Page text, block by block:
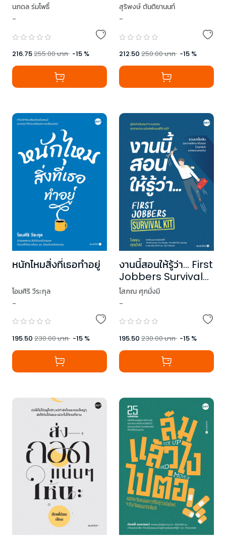
นภดล ร่มโพธิ์
-
216.75255.00บาท -15 %
สุริพงษ์ ตันติยานนท์
-
212.50 250.00บาท -15 %
หนักไหมสิ่งที่เธอทำอยู่
โอมศิริ วีระกุล
-
195.50 230.00บาท -15 %
งานนี้สอนให้รู้ว่า... First
Jobbers Survival
Kit
โสภณ ศุภมั่งมี
-
195.50 230.00บาท -15 %